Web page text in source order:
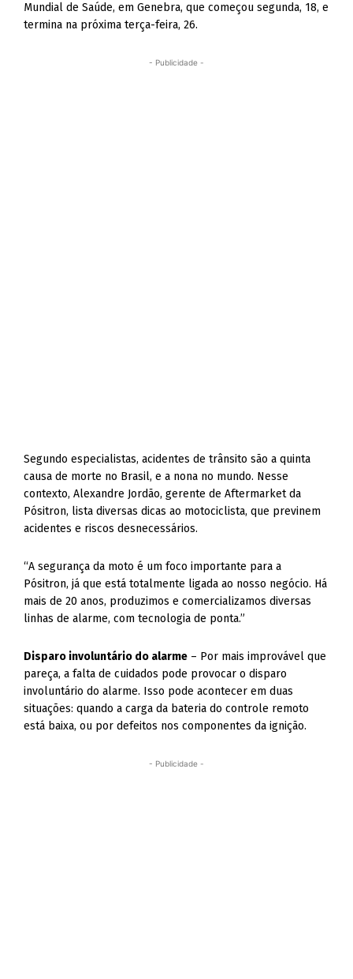
Mundial de Saúde, em Genebra, que começou segunda, 18, e
termina na próxima terça-feira, 26.
- Publicidade -
Segundo especialistas, acidentes de trânsito são a quinta
causa de morte no Brasil, e a nona no mundo. Nesse
contexto, Alexandre Jordão, gerente de Aftermarket da
Pósitron, lista diversas dicas ao motociclista, que previnem
acidentes e riscos desnecessários.
“A segurança da moto é um foco importante para a
Pósitron, já que está totalmente ligada ao nosso negócio. Há
mais de 20 anos, produzimos e comercializamos diversas
linhas de alarme, com tecnologia de ponta.”
Disparo involuntário do alarme – Por mais improvável que
pareça, a falta de cuidados pode provocar o disparo
involuntário do alarme. Isso pode acontecer em duas
situações: quando a carga da bateria do controle remoto
está baixa, ou por defeitos nos componentes da ignição.
- Publicidade -